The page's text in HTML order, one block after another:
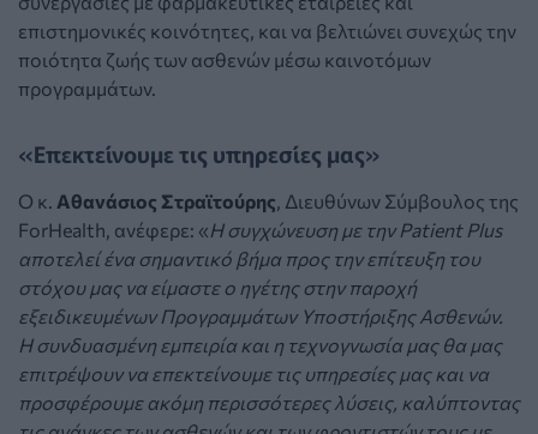
επιστημονικές κοινότητες, και να βελτιώνει συνεχώς την
ποιότητα ζωής των ασθενών μέσω καινοτόμων
προγραμμάτων.
«Επεκτείνουμε τις υπηρεσίες μας»
Ο κ. Αθανάσιος Στραϊτούρης , Διευθύνων Σύμβουλος της
ForHealth, ανέφερε: «Η συγχώνευση με την Patient Plus
αποτελεί ένα σημαντικό βήμα προς την επίτευξη του
στόχου μας να είμαστε ο ηγέτης στην παροχή
εξειδικευμένων Προγραμμάτων Υποστήριξης Ασθενών.
Η συνδυασμένη εμπειρία και η τεχνογνωσία μας θα μας
επιτρέψουν να επεκτείνουμε τις υπηρεσίες μας και να
προσφέρουμε ακόμη περισσότερες λύσεις, καλύπτοντας